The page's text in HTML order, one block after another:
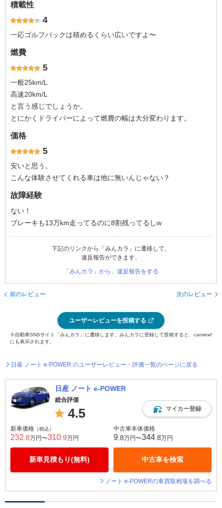
積載性
4
一応ゴルフバックは積めるくらい広いですよ〜
燃費
5
一般25km/L
高速20km/L
と言う感じでしょうか。
とにかくドライバーによって燃費の幅は大分変わります。
価格
5
安いと思う。
こんな体験させてくれる車は他に無いんじゃない？
故障経験
ない！
ブレーキも13万km走ってるのに8割残ってるしw
下記のリンクから「みんカラ」に遷移して、
違反報告ができます。
「みんカラ」から、違反報告をする
前のレビュー 次のレビュー
ユーザーレビューを投稿する
※自動車SNSサイト「みんカラ」に遷移します。みんカラに登録して投稿すると、carview!
にも表示されます。
日産 ノート e-POWER のユーザーレビュー・評価一覧のページに戻る
日産 ノート e-POWER
総合評価
4.5 マイカー登録
新車価格 （税込）
232 .8万円〜310 .9万円
新車見積もり(無料)
中古車本体価格
9 .8万円〜344 .8万円
中古車を検索
ノート e-POWERの車買取相場を調べる